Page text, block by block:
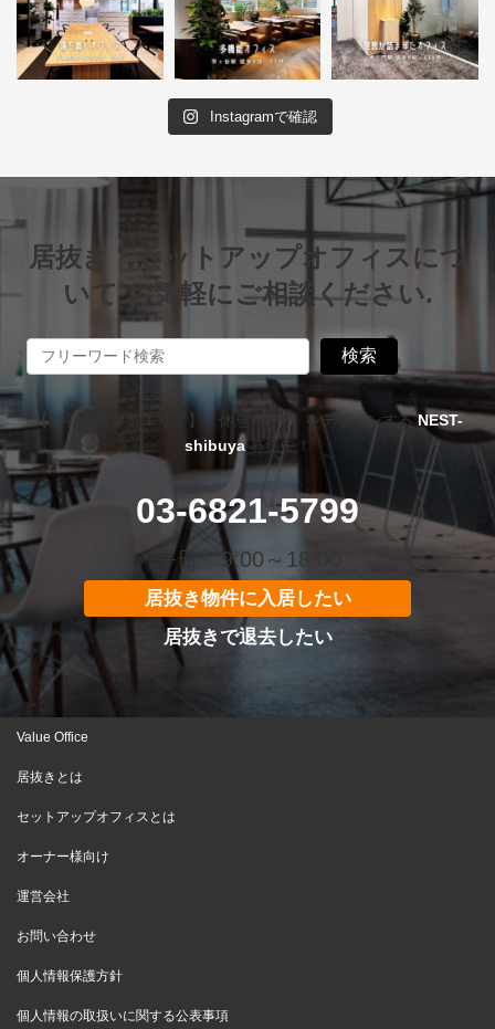
Instagramで確認
居抜き・セットアップオフィスにつ
いて お気軽にご相談ください.
検索
【渋谷・表参道エリア】「休息×集中」をデザインするNEST-
shibuya募集中！
03-6821-5799
平日 9:00～18:00
居抜き物件に入居したい
居抜きで退去したい
Value Office
居抜きとは
セットアップオフィスとは
オーナー様向け
運営会社
お問い合わせ
個人情報保護方針
個人情報の取扱いに関する公表事項